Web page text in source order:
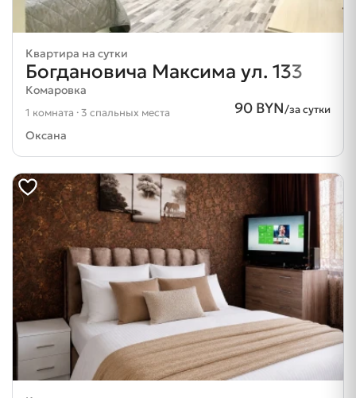
Квартира на сутки
Богдановича Максима ул. 133
Комаровка
90 BYN/за сутки
1 комната · 3 спальных места
Оксана